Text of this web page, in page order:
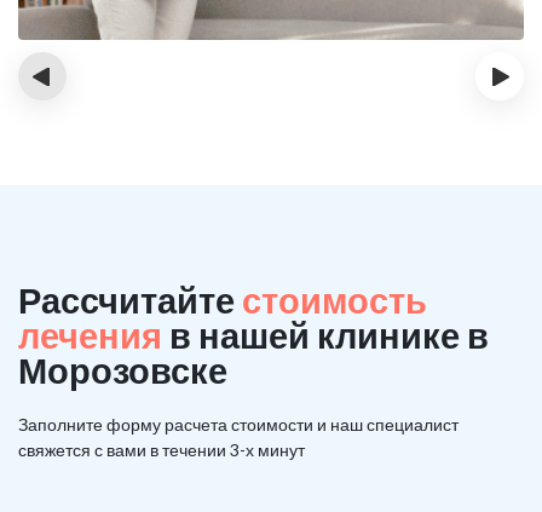
‹ ›
Рассчитайте стоимость
лечения в нашей клинике в
Морозовске
Заполните форму расчета стоимости и нашспециалист
свяжется с вами в течении 3-х минут